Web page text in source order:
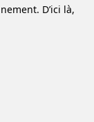
D’ici là,